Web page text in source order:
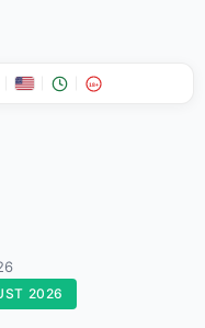
18+
2026